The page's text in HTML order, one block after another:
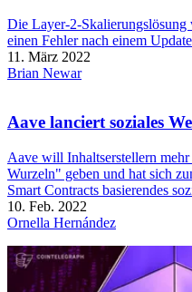
Die Layer-2-
einen Fehler nach einem
11. März 2022
Brian Newar
Aave lanciert soziales
Aave will Inhaltserstellern
Wurzeln" geben und hat sich
Smart Contracts basierendes
10. Feb. 2022
Ornella Hernández